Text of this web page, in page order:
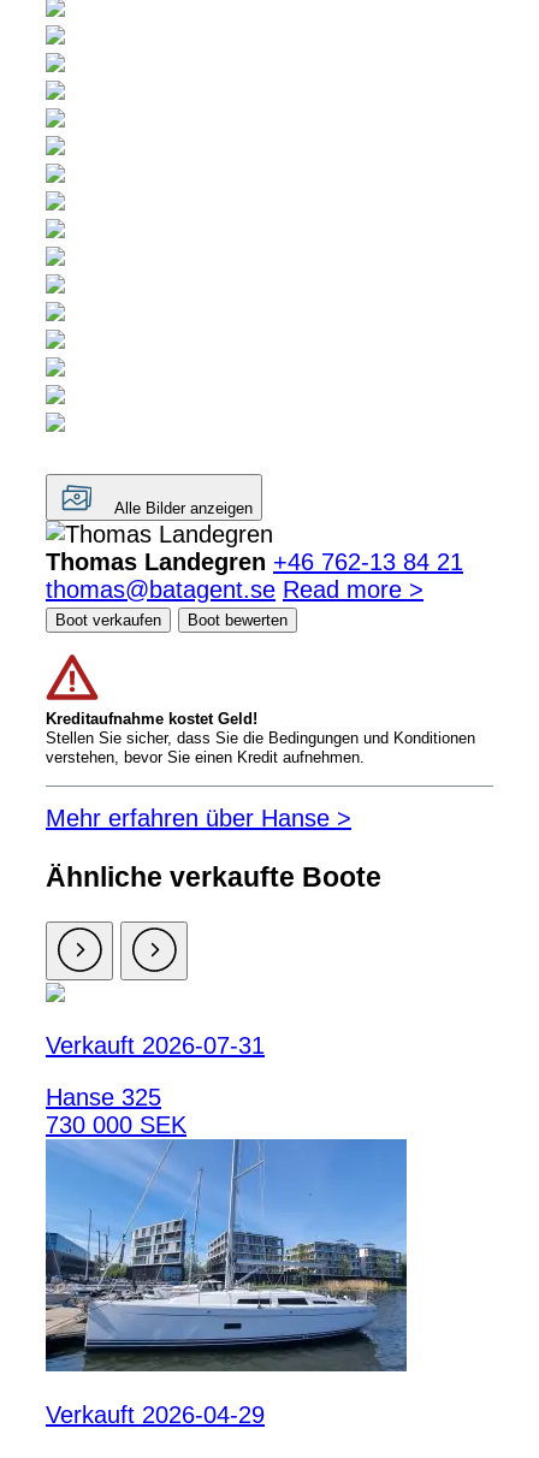
Alle Bilder anzeigen
Thomas Landegren +46 762-13 84 21
thomas@batagent.se Read more >
Boot verkaufen Boot bewerten
Kreditaufnahme kostet Geld!
Stellen Sie sicher, dass Sie die Bedingungen und Konditionen
verstehen, bevor Sie einen Kredit aufnehmen.
Mehr erfahren über Hanse >
Ähnliche verkaufte Boote
Verkauft 2026-07-31
Hanse 325
730 000 SEK
Verkauft 2026-04-29